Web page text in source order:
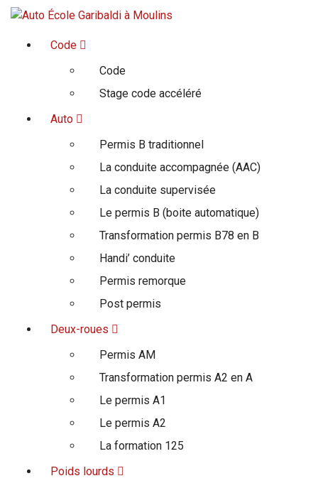
Ensemble on est sur la bonne route
Code
Code
Stage code accéléré
Auto
Permis B traditionnel
La conduite accompagnée (AAC)
La conduite supervisée
Le permis B (boite automatique)
Transformation permis B78 en B
Handi’ conduite
Permis remorque
Post permis
Deux-roues
Permis AM
Transformation permis A2 en A
Le permis A1
Le permis A2
La formation 125
Poids lourds